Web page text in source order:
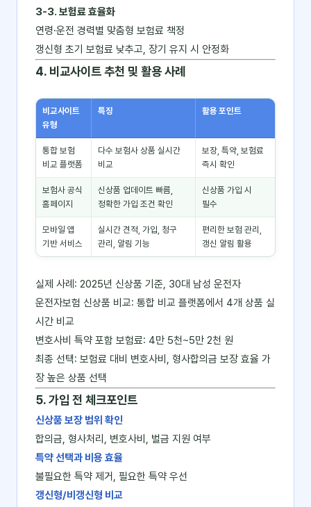
3-3. 보험료 효율화
연령·운전 경력별 맞춤형 보험료 책정
갱신형 초기 보험료 낮추고, 장기 유지 시 안정화
4. 비교사이트 추천 및 활용 사례
비교사이트
유형
특징 활용 포인트
통합 보험
비교 플랫폼
다수 보험사 상품 실시간
비교
보장, 특약, 보험료
즉시 확인
보험사 공식
홈페이지
신상품 업데이트 빠름,
정확한 가입 조건 확인
신상품 가입 시
필수
모바일 앱
기반 서비스
실시간 견적, 가입, 청구
관리, 알림 기능
편리한 보험 관리,
갱신 알림 활용
실제 사례: 2025년 신상품 기준, 30대 남성 운전자
운전자보험 신상품 비교: 통합 비교 플랫폼에서 4개 상품 실
시간 비교
변호사비 특약 포함 보험료: 4만 5천~5만 2천 원
최종 선택: 보험료 대비 변호사비, 형사합의금 보장 효율 가
장 높은 상품 선택
5. 가입 전 체크포인트
신상품 보장 범위 확인
합의금, 형사처리, 변호사비, 벌금 지원 여부
특약 선택과 비용 효율
불필요한 특약 제거, 필요한 특약 우선
갱신형/비갱신형 비교